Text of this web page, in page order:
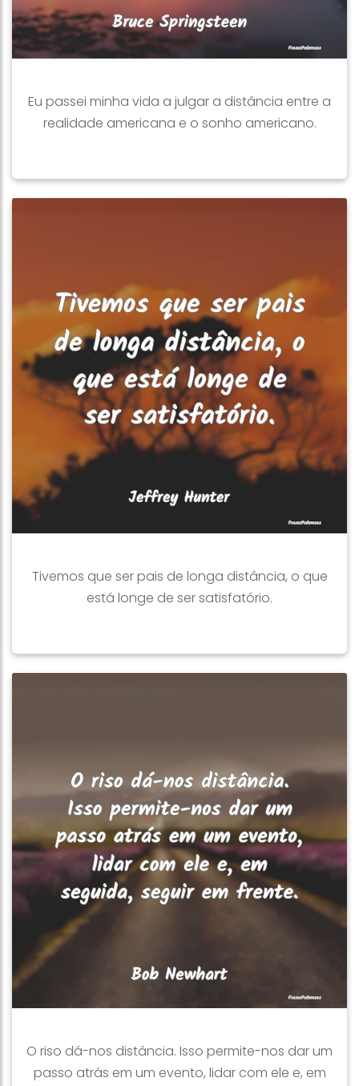
Eu passei minha vida a julgar a distância entre a
realidade americana e o sonho americano.
Tivemos que ser pais de longa distância, o que
está longe de ser satisfatório.
O riso dá-nos distância. Isso permite-nos dar um
passo atrás em um evento, lidar com ele e, em